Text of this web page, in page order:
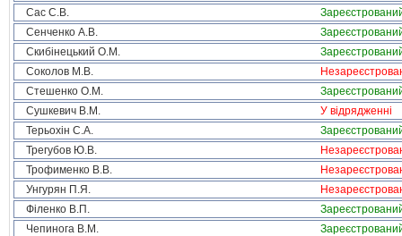
Сас С.В.
Сенченко А.В.
Скибінецький О.М.
Соколов М.В.
Стешенко О.М.
Сушкевич В.М.
У відрядженні
Терьохін С.А.
Трегубов Ю.В.
Трофименко В.В.
Унгурян П.Я.
Філенко В.П.
Чепинога В.М.